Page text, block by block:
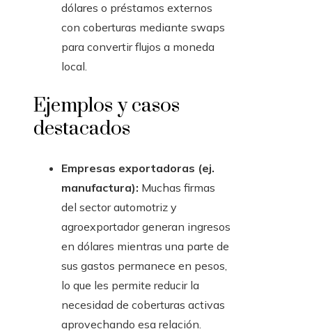
dólares o préstamos externos
con coberturas mediante swaps
para convertir flujos a moneda
local.
Ejemplos y casos
destacados
Empresas exportadoras (ej.
manufactura): Muchas firmas
del sector automotriz y
agroexportador generan ingresos
en dólares mientras una parte de
sus gastos permanece en pesos,
lo que les permite reducir la
necesidad de coberturas activas
aprovechando esa relación.